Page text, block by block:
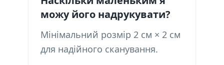
можу його надрукувати?
Мінімальний розмір 2 см × 2 см
для надійного сканування.